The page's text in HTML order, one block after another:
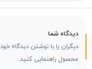
دیدگاه شما
دیگران را با نوشتن دیدگاه
محصول راهنمایی کنید.